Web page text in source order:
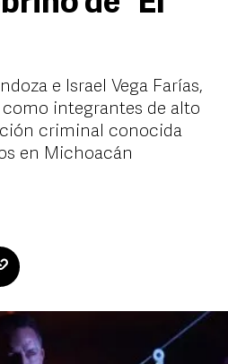
e Israel Vega Farías,
integrantes de alto
criminal conocida
en Michoacán